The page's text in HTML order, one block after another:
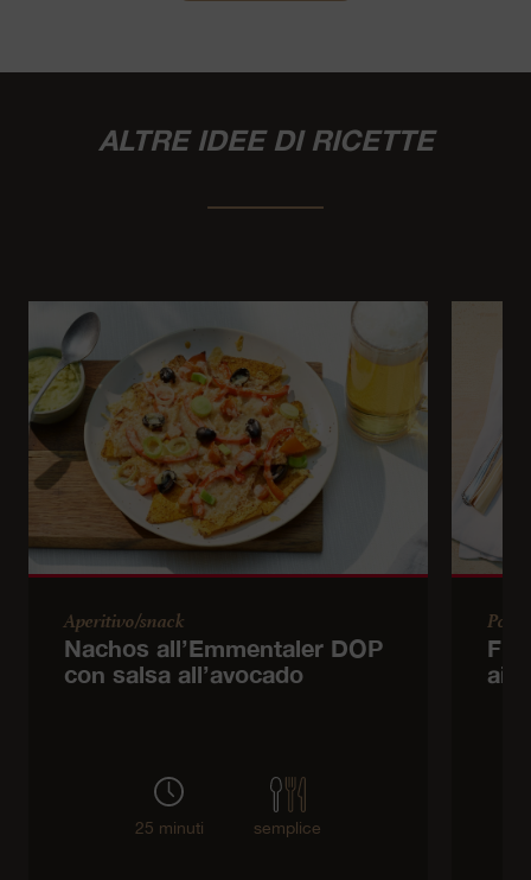
ALTRE IDEE DI RICETTE
Aperitivo/snack
Nachos all’Emmentaler DOP
con salsa all’avocado
25 minuti semplice
ai